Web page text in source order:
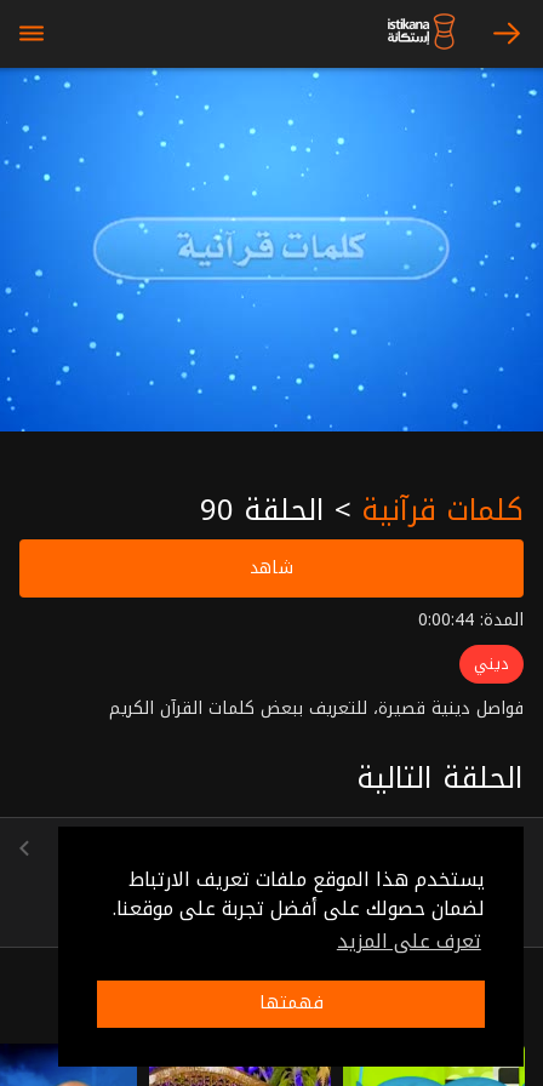
يستخدم هذا الموقع ملفات تعريف الارتباط
لضمان حصولك على أفضل تجربة على موقعنا.
تعرف على المزيد
فهمتها
arrow_right
bars
كلمات قرآنية > الحلقة 90
شاهد
المدة: 0:00:44
ديني
فواصل دينية قصيرة، للتعريف ببعض كلمات القرآن الكريم
الحلقة التالية
(0:00:51)